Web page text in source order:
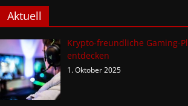
Aktuell
Krypto-freundliche Gaming-
entdecken
1. Oktober 2025